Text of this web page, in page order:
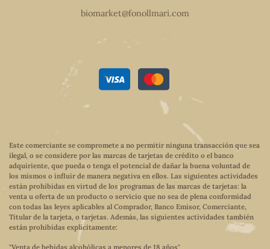
biomarket@fonollmari.com
Este comerciante se compromete a no permitir ninguna transacción que sea
ilegal, o se considere por las marcas de tarjetas de crédito o el banco
adquiriente, que pueda o tenga el potencial de dañar la buena voluntad de
los mismos o influir de manera negativa en ellos. Las siguientes actividades
están prohibidas en virtud de los programas de las marcas de tarjetas: la
venta u oferta de un producto o servicio que no sea de plena conformidad
con todas las leyes aplicables al Comprador, Banco Emisor, Comerciante,
Titular de la tarjeta, o tarjetas. Además, las siguientes actividades también
están prohibidas explícitamente:
"Venta de bebidas alcohólicas a menores de 18 años"